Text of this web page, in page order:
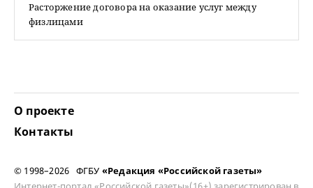
Расторжение договора на оказание услуг между
физлицами
О проекте
Контакты
© 1998–2026 ФГБУ «Редакция «Российской газеты»